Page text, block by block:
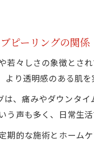
敏感
肌へ
美肌
ハー
施術
ピーリングの関係
若々しさの象徴とさ
り透明感のある肌を
は、痛みやダウンタ
う声も多く、日常生
期的な施術とホーム